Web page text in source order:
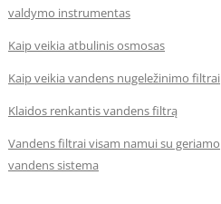
valdymo instrumentas
Kaip veikia atbulinis osmosas
Kaip veikia vandens nugeležinimo filtrai
Klaidos renkantis vandens filtrą
Vandens filtrai visam namui su geriamo
vandens sistema